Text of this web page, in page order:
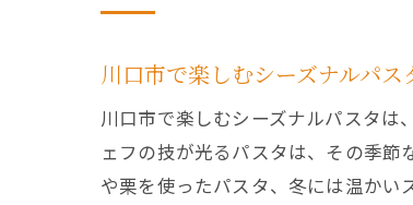
川口市で楽しむシーズナルパス
川口市で楽しむシーズナルパスタは
ェフの技が光るパスタは、その季節
や栗を使ったパスタ、冬には温かい